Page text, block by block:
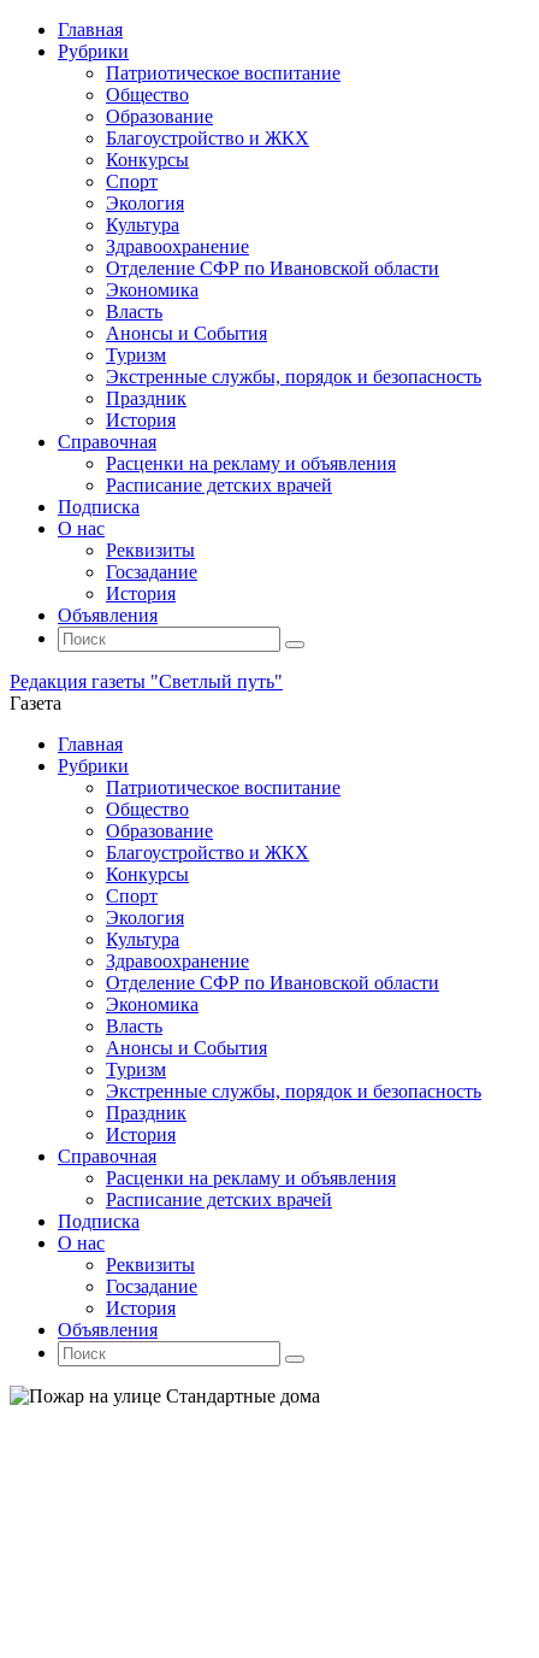
Главная
Рубрики
Патриотическое воспитание
Общество
Образование
Благоустройство и ЖКХ
Конкурсы
Спорт
Экология
Культура
Здравоохранение
Отделение СФР по Ивановской области
Экономика
Власть
Анонсы и События
Туризм
Экстренные службы, порядок и безопасность
Праздник
История
Справочная
Расценки на рекламу и объявления
Расписание детских врачей
Подписка
О нас
Реквизиты
Госзадание
История
Объявления
Поиск
Искать:
Поиск
Редакция газеты "Светлый путь"
Газета
Промотать
содержимому
Главная
Рубрики
Патриотическое воспитание
Общество
Образование
Благоустройство и ЖКХ
Конкурсы
Спорт
Экология
Культура
Здравоохранение
Отделение СФР по Ивановской области
Экономика
Власть
Анонсы и События
Туризм
Экстренные службы, порядок и безопасность
Праздник
История
Справочная
Расценки на рекламу и объявления
Расписание детских врачей
Подписка
О нас
Реквизиты
Госзадание
История
Объявления
Поиск
Искать:
Поиск